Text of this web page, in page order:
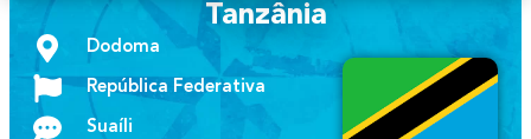
Tanzânia
Dodoma
República Federativa
Suaíli